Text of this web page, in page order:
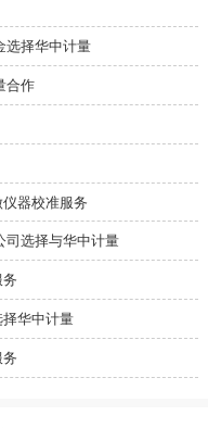
选择华中计量
合作
器校准服务
司选择与华中计量
华中计量